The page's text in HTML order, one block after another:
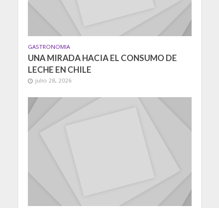
GASTRONOMIA
UNA MIRADA HACIA EL CONSUMO DE
LECHE EN CHILE
julio 28, 2026